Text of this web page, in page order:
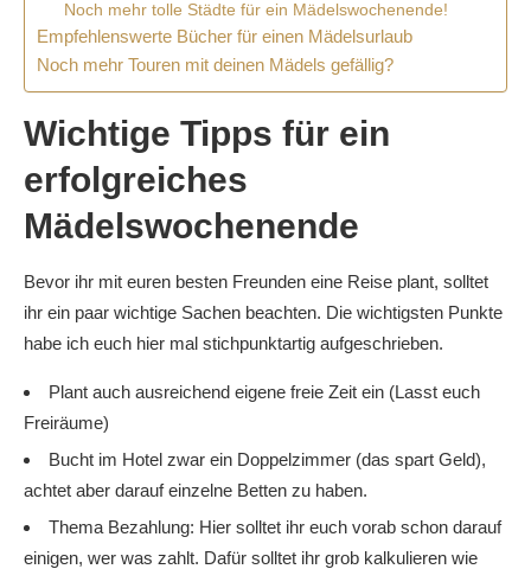
Noch mehr tolle Städte für ein Mädelswochenende!
Empfehlenswerte Bücher für einen Mädelsurlaub
Noch mehr Touren mit deinen Mädels gefällig?
Wichtige Tipps für ein
erfolgreiches
Mädelswochenende
Bevor ihr mit euren besten Freunden eine Reise plant, solltet
ihr ein paar wichtige Sachen beachten. Die wichtigsten Punkte
habe ich euch hier mal stichpunktartig aufgeschrieben.
Plant auch ausreichend eigene freie Zeit ein (Lasst euch
Freiräume)
Bucht im Hotel zwar ein Doppelzimmer (das spart Geld),
achtet aber darauf einzelne Betten zu haben.
Thema Bezahlung: Hier solltet ihr euch vorab schon darauf
einigen, wer was zahlt. Dafür solltet ihr grob kalkulieren wie